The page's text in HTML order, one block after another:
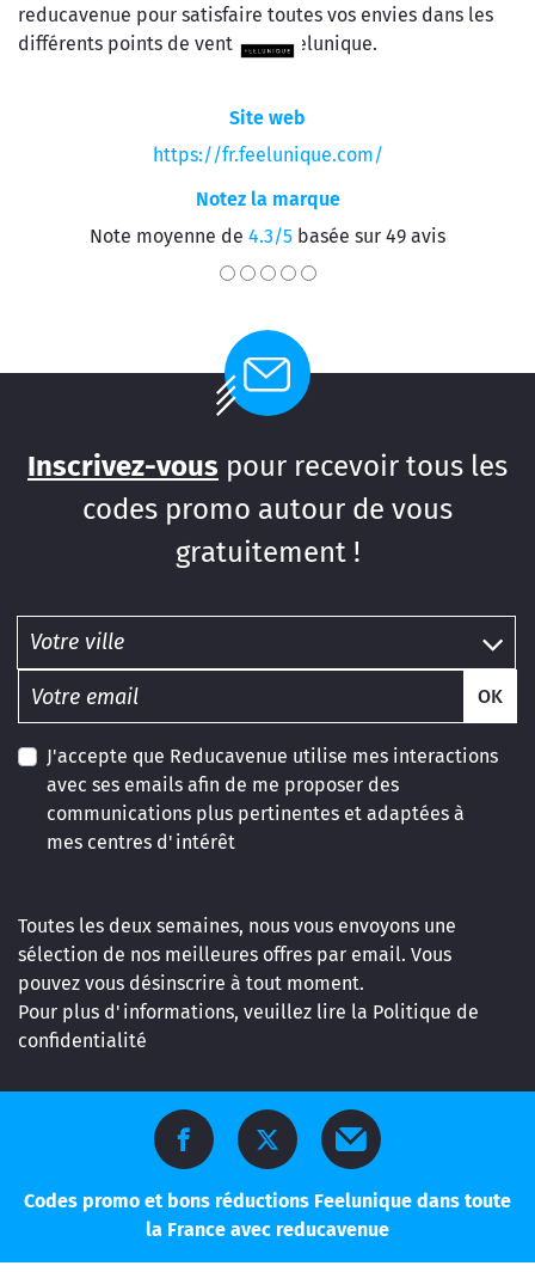
reducavenue pour satisfaire toutes vos envies dans les
différents points de vente de Feelunique.
Site web
https://fr.feelunique.com/
Notez la marque
Note moyenne de 4.3/5 basée sur 49 avis
Inscrivez-vous pour recevoir tous les
codes promo autour de vous
gratuitement !
OK
J'accepte que Reducavenue utilise mes interactions
avec ses emails afin de me proposer des
communications plus pertinentes et adaptées à
mes centres d'intérêt
Toutes les deux semaines, nous vous envoyons une
sélection de nos meilleures offres par email. Vous
pouvez vous désinscrire à tout moment.
Pour plus d'informations, veuillez lire la Politique de
confidentialité
Codes promo et bons réductions Feelunique dans toute
la France avec reducavenue